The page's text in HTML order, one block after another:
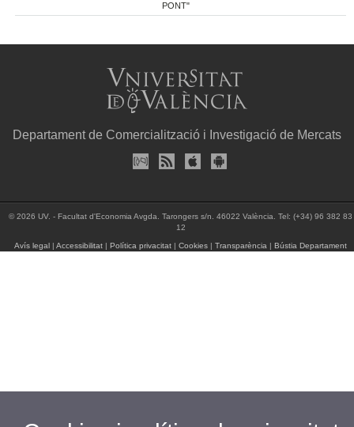
PONT"
Departament de Comercialització i Investigació de Mercats
© 2026 UV. - Facultat d'Economia Avgda. Tarongers s/n. 46022 València. Tel: (+34) 96 382 83
12
Avís legal |Accessibilitat |Política privacitat |Cookies |Transparència |Bústia Departament